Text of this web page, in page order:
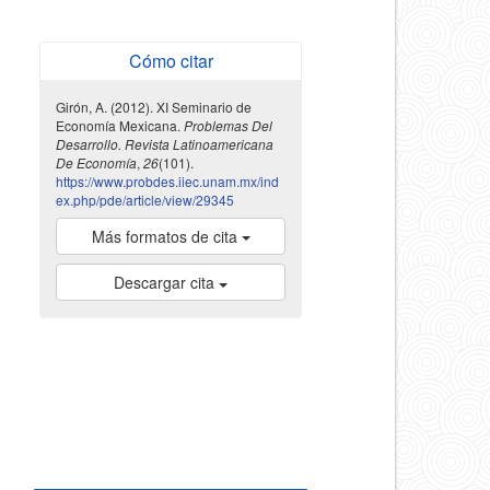
Cómo citar
Girón, A. (2012). XI Seminario de
Economía Mexicana. Problemas Del
Desarrollo. Revista Latinoamericana
De Economía, 26(101).
https://www.probdes.iiec.unam.mx/ind
ex.php/pde/article/view/29345
Más formatos de cita
Descargar cita